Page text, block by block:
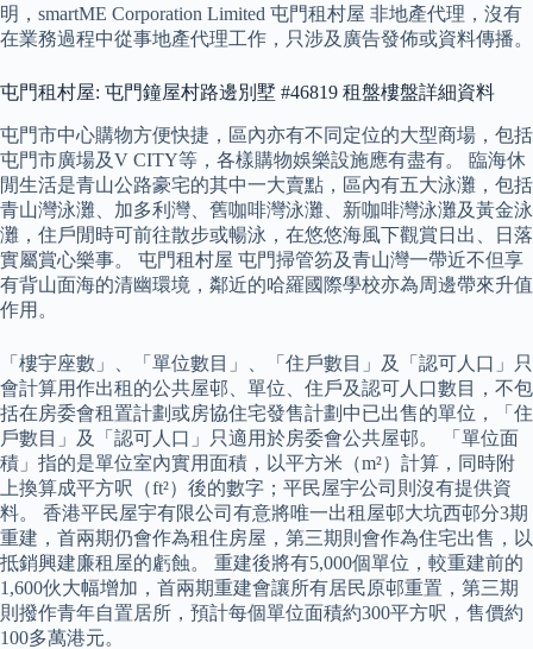
明，smartME Corporation Limited 屯門租村屋 非地產代理，沒有
在業務過程中從事地產代理工作，只涉及廣告發佈或資料傳播。
屯門租村屋: 屯門鐘屋村路邊別墅 #46819 租盤樓盤詳細資料
屯門市中心購物方便快捷，區內亦有不同定位的大型商場，包括
屯門市廣場及V CITY等，各樣購物娛樂設施應有盡有。 臨海休
閒生活是青山公路豪宅的其中一大賣點，區內有五大泳灘，包括
青山灣泳灘、加多利灣、舊咖啡灣泳灘、新咖啡灣泳灘及黃金泳
灘，住戶閒時可前往散步或暢泳，在悠悠海風下觀賞日出、日落
實屬賞心樂事。 屯門租村屋 屯門掃管笏及青山灣一帶近不但享
有背山面海的清幽環境，鄰近的哈羅國際學校亦為周邊帶來升值
作用。
「樓宇座數」、「單位數目」、「住戶數目」及「認可人口」只
會計算用作出租的公共屋邨、單位、住戶及認可人口數目，不包
括在房委會租置計劃或房協住宅發售計劃中已出售的單位，「住
戶數目」及「認可人口」只適用於房委會公共屋邨。 「單位面
積」指的是單位室內實用面積，以平方米（m²）計算，同時附
上換算成平方呎（ft²）後的數字；平民屋宇公司則沒有提供資
料。 香港平民屋宇有限公司有意將唯一出租屋邨大坑西邨分3期
重建，首兩期仍會作為租住房屋，第三期則會作為住宅出售，以
抵銷興建廉租屋的虧蝕。 重建後將有5,000個單位，較重建前的
1,600伙大幅增加，首兩期重建會讓所有居民原邨重置，第三期
則撥作青年自置居所，預計每個單位面積約300平方呎，售價約
100多萬港元。